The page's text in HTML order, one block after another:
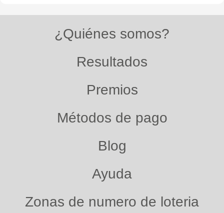
¿Quiénes somos?
Resultados
Premios
Métodos de pago
Blog
Ayuda
Zonas de numero de loteria